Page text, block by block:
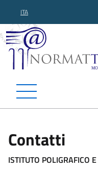
ITA
Contatti
ISTITUTO POLIGRAFICO